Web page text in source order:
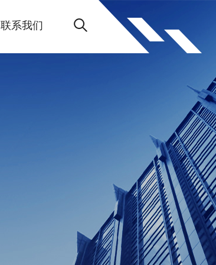
联系我们